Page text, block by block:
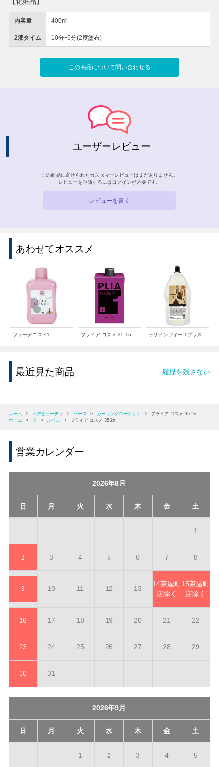
内容量 400ml
2液タイム 10分+5分(2度塗布)
この商品について問い合わせる
ユーザーレビュー
この商品に寄せられたカスタマーレビューはまだありません。
レビューを評価するには ログインが必要です。
レビューを書く
あわせてオススメ
フェーデコスメ1 プライア コスメ 35 1n デザインフィー 1プラス
最近見た商品 履歴を残さない
ホーム > ヘアビューティ > パーマ > カーリングローション >
プライア コスメ 35 2n
ホーム
> ラ > ルベル > プライア コスメ 35 2n
営業カレンダー
2026年8月
日 月 火 水 木 金 土
1
2 3 4 5 6 7 8
9 10 11 12 13
14茶屋町
店除く
15茶屋町
店除く
16 17 18 19 20 21 22
23 24 25 26 27 28 29
30 31
2026年9月
日 月 火 水 木 金 土
1 2 3 4 5